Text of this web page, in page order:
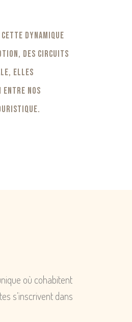
dynamique
des circuits
elles
entre nos
où cohabitent
s’inscrivent dans